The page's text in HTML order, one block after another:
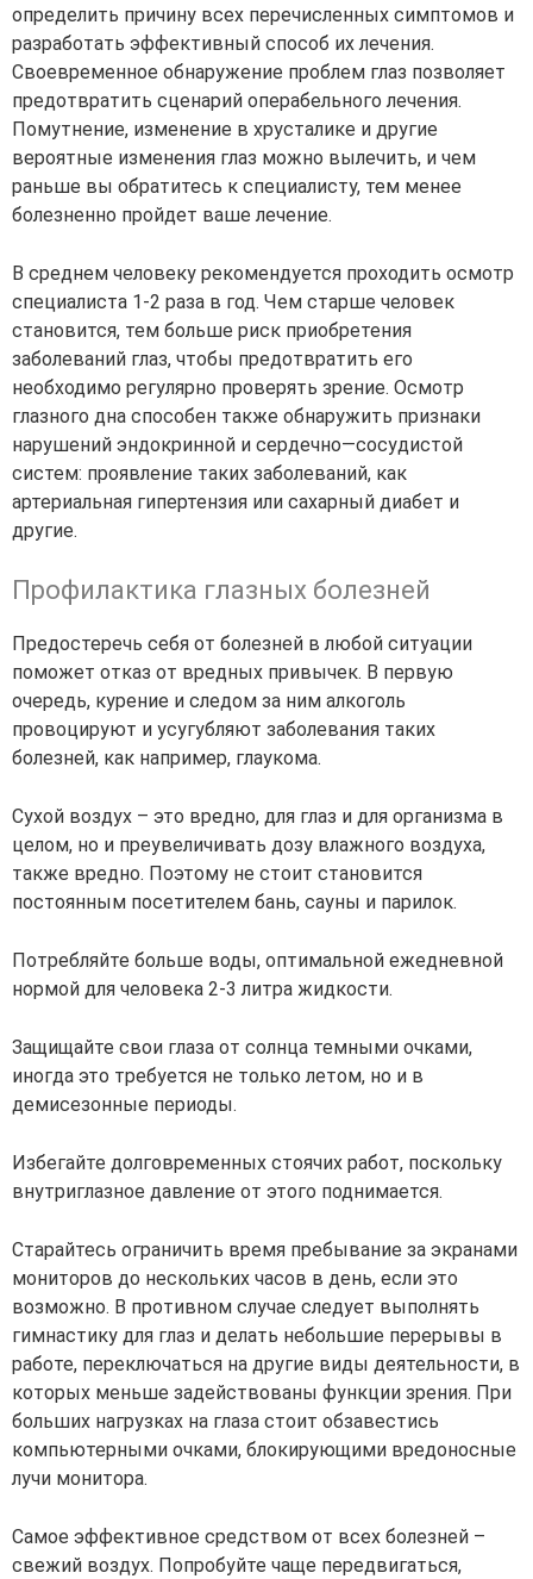
определить причину всех перечисленных симптомов и
разработать эффективный способ их лечения.
Своевременное обнаружение проблем глаз позволяет
предотвратить сценарий операбельного лечения.
Помутнение, изменение в хрусталике и другие
вероятные изменения глаз можно вылечить, и чем
раньше вы обратитесь к специалисту, тем менее
болезненно пройдет ваше лечение.
В среднем человеку рекомендуется проходить осмотр
специалиста 1-2 раза в год. Чем старше человек
становится, тем больше риск приобретения
заболеваний глаз, чтобы предотвратить его
необходимо регулярно проверять зрение. Осмотр
глазного дна способен также обнаружить признаки
нарушений эндокринной и сердечно—сосудистой
систем: проявление таких заболеваний, как
артериальная гипертензия или сахарный диабет и
другие.
Профилактика глазных болезней
Предостеречь себя от болезней в любой ситуации
поможет отказ от вредных привычек. В первую
очередь, курение и следом за ним алкоголь
провоцируют и усугубляют заболевания таких
болезней, как например, глаукома.
Сухой воздух – это вредно, для глаз и для организма в
целом, но и преувеличивать дозу влажного воздуха,
также вредно. Поэтому не стоит становится
постоянным посетителем бань, сауны и парилок.
Потребляйте больше воды, оптимальной ежедневной
нормой для человека 2-3 литра жидкости.
Защищайте свои глаза от солнца темными очками,
иногда это требуется не только летом, но и в
демисезонные периоды.
Избегайте долговременных стоячих работ, поскольку
внутриглазное давление от этого поднимается.
Старайтесь ограничить время пребывание за экранами
мониторов до нескольких часов в день, если это
возможно. В противном случае следует выполнять
гимнастику для глаз и делать небольшие перерывы в
работе, переключаться на другие виды деятельности, в
которых меньше задействованы функции зрения. При
больших нагрузках на глаза стоит обзавестись
компьютерными очками, блокирующими вредоносные
лучи монитора.
Самое эффективное средством от всех болезней –
свежий воздух. Попробуйте чаще передвигаться,